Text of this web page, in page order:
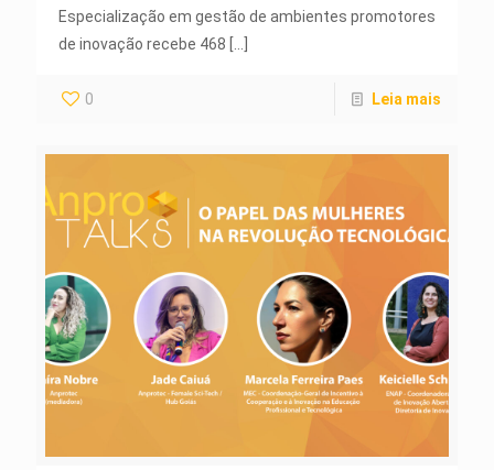
Especialização em gestão de ambientes promotores
de inovação recebe 468 […]
0 Leia mais